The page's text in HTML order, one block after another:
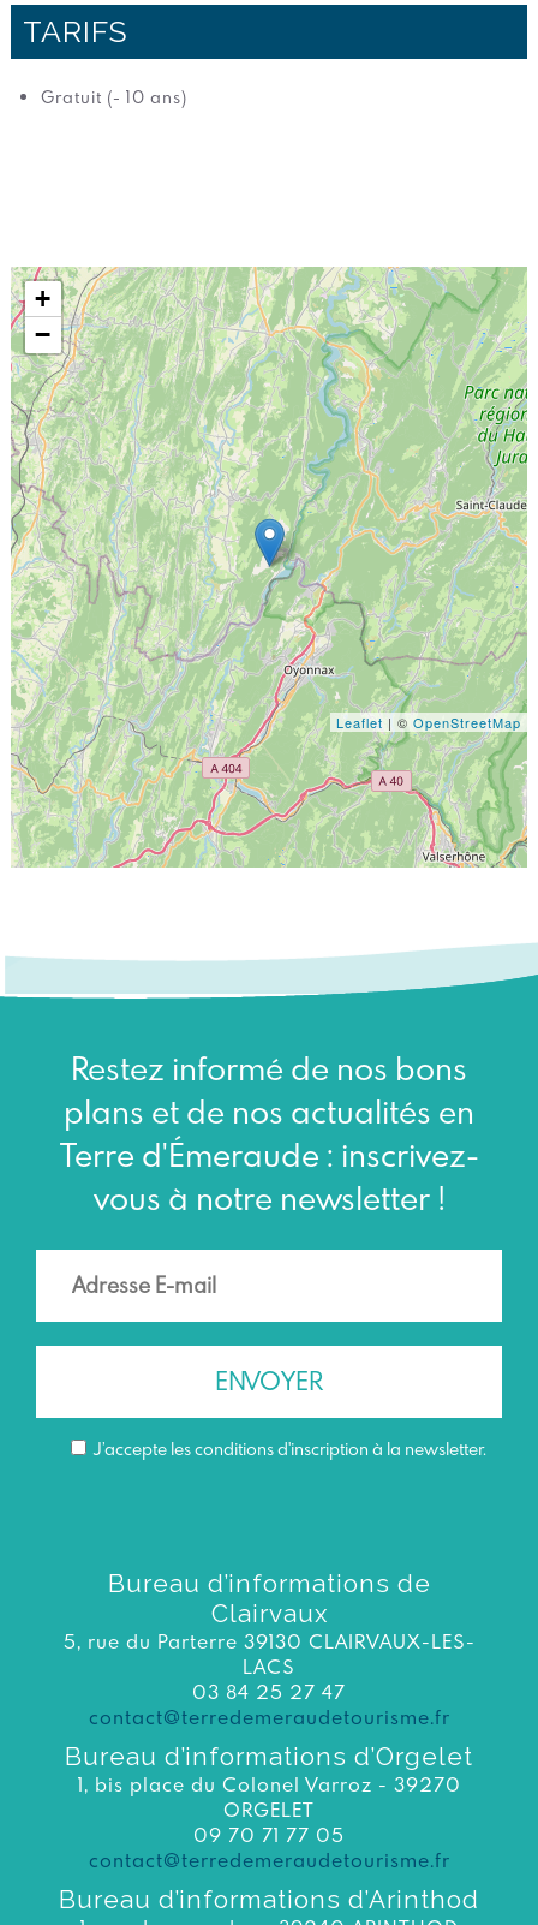
TARIFS
Gratuit (- 10 ans)
+
−
Leaflet | ©OpenStreetMap
Restez informé de nos bons
plans et de nos actualités en
Terre d'Émeraude : inscrivez-
vous à notre newsletter !
J’accepte les conditions d'inscription à la newsletter.
Bureau d’informations de
Clairvaux
5, rue du Parterre 39130 CLAIRVAUX-LES-
LACS
03 84 25 27 47
contact@terredemeraudetourisme.fr
Bureau d’informations d’Orgelet
1, bis place du Colonel Varroz - 39270
ORGELET
09 70 71 77 05
contact@terredemeraudetourisme.fr
Bureau d’informations d’Arinthod